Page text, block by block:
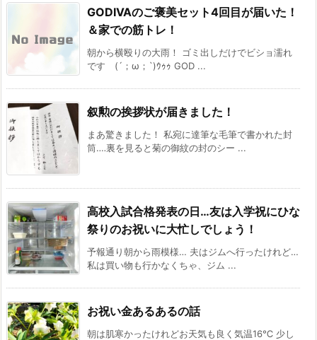
GODIVAのご褒美セット4回目が届いた！
＆家での筋トレ！
朝から横殴りの大雨！ ゴミ出しだけでビショ濡れ
です (´；ω；`)ｳｩｩ GOD ...
叙勲の挨拶状が届きました！
まあ驚きました！ 私宛に達筆な毛筆で書かれた封
筒‥‥裏を見ると菊の御紋の封のシー ...
高校入試合格発表の日…友は入学祝にひな
祭りのお祝いに大忙しでしょう！
予報通り朝から雨模様… 夫はジムへ行ったけれど…
私は買い物も行かなくちゃ、ジム ...
お祝い金あるあるの話
朝は肌寒かったけれどお天気も良く気温16℃ 少し